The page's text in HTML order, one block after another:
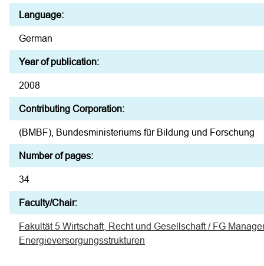
Language:
German
Year of publication:
2008
Contributing Corporation:
(BMBF), Bundesministeriums für Bildung und Forschung
Number of pages:
34
Faculty/Chair:
Fakultät 5 Wirtschaft, Recht und Gesellschaft / FG
Energieversorgungsstrukturen